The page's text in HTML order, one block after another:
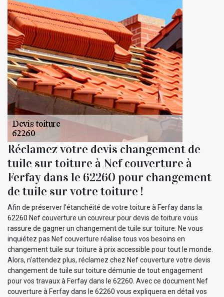
Réclamez votre devis changement de
tuile sur toiture à Nef couverture à
Ferfay dans le 62260 pour changement
de tuile sur votre toiture !
Afin de préserver l’étanchéité de votre toiture à Ferfay dans la
62260 Nef couverture un couvreur pour devis de toiture vous
rassure de gagner un changement de tuile sur toiture. Ne vous
inquiétez pas Nef couverture réalise tous vos besoins en
changement tuile sur toiture à prix accessible pour tout le monde.
Alors, n’attendez plus, réclamez chez Nef couverture votre devis
changement de tuile sur toiture démunie de tout engagement
pour vos travaux à Ferfay dans le 62260. Avec ce document Nef
couverture à Ferfay dans le 62260 vous expliquera en détail vos